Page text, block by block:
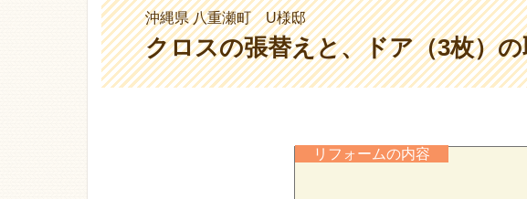
沖縄県 八重瀬町 U様邸
クロスの張替えと、ドア（3枚）
リフォームの内容